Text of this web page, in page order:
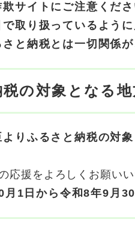
サイトにご注意くださ
取り扱っているよう
と納税とは一切関係
の対象となる
りふるさと納税の対
応援をよろしくお願いい
1日から令和8年9月